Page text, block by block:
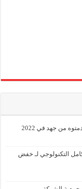
من جهد في 2022
التكنولوجي لـ خفض